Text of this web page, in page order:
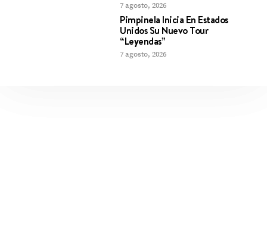
7 agosto, 2026
Pimpinela Inicia En Estados
Unidos Su Nuevo Tour
“Leyendas”
7 agosto, 2026